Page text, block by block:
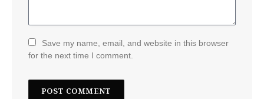
Save my name, email, and website in this browser
for the next time I comment.